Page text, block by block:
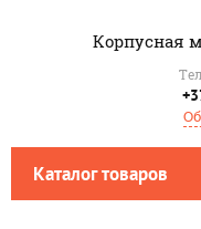
Корпусная
Каталог товаров